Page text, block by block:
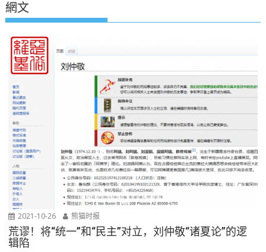
網文
2021-10-26 熊猫时报
荒谬！将“统一”和“民主”对立，刘仲敬“诸夏论”的逻
辑陷